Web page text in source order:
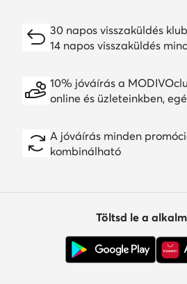
30 napos visszaküldés
14 napos visszaküldés
10% jóváírás a
online és üzleteinkben,
A jóváírás minden
kombinálható
Töltsd le a